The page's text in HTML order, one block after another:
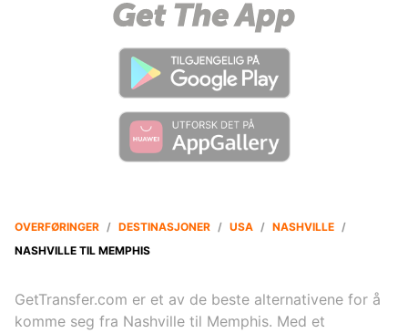
OVERFØRINGER / DESTINASJONER / USA / NASHVILLE /
NASHVILLE TIL MEMPHIS
GetTransfer.com er et av de beste alternativene for å
komme seg fra Nashville til Memphis. Med et